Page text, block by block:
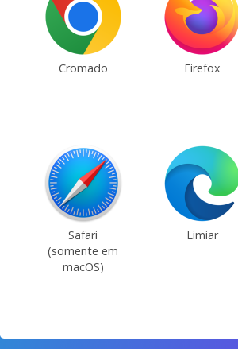
Cromado Firefox
Safari
(somente em
macOS)
Limiar